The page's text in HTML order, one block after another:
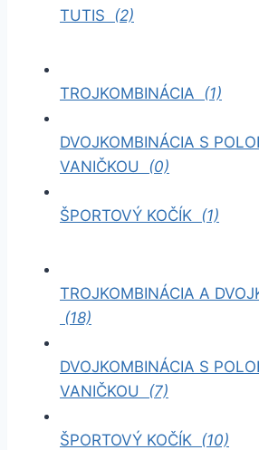
TUTIS (2)
TROJKOMBINÁCIA (1)
DVOJKOMBINÁCIA S
VANIČKOU (0)
ŠPORTOVÝ KOČÍK (1)
TROJKOMBINÁCIA A
(18)
DVOJKOMBINÁCIA S
VANIČKOU (7)
ŠPORTOVÝ KOČÍK (10)